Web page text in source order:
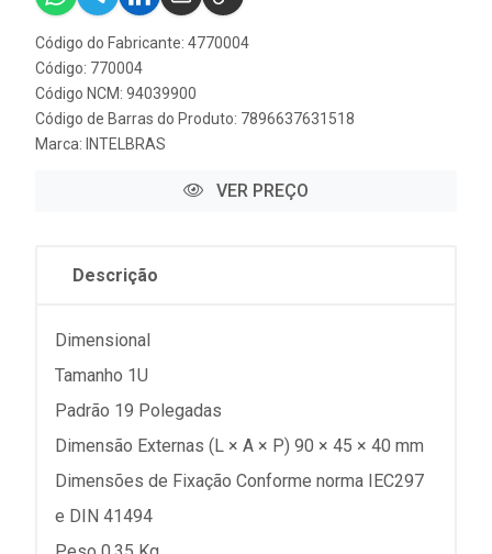
Código do Fabricante: 4770004
Código: 770004
Código NCM: 94039900
Código de Barras do Produto: 7896637631518
Marca: INTELBRAS
VER PREÇO
Descrição
Dimensional
Tamanho 1U
Padrão 19 Polegadas
Dimensão Externas (L × A × P) 90 × 45 × 40 mm
Dimensões de Fixação Conforme norma IEC297
e DIN 41494